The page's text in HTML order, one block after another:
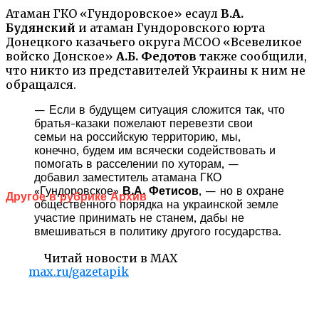
Атаман ГКО «Гундоровское» есаул В.А.
Будянский и атаман Гундоровского юрта
Донецкого казачьего округа МСОО «Всевеликое
войско Донское» А.Б. Федотов также сообщили,
что никто из представителей Украины к ним не
обращался.
— Если в будущем ситуация сложится так, что
братья-казаки пожелают перевезти свои
семьи на российскую территорию, мы,
конечно, будем им всячески содействовать и
помогать в расселении по хуторам, —
добавил заместитель атамана ГКО
«Гундоровское»В.А. Фетисов, — но в охране
общественного порядка на украинской земле
участие принимать не станем, дабы не
вмешиваться в политику другого государства.
Читай новости в MAX
max.ru/gazetapik
Другое в рубрике Архив